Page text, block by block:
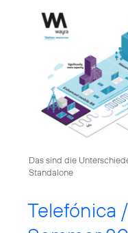
Das sind die
Standalone
Telefónica